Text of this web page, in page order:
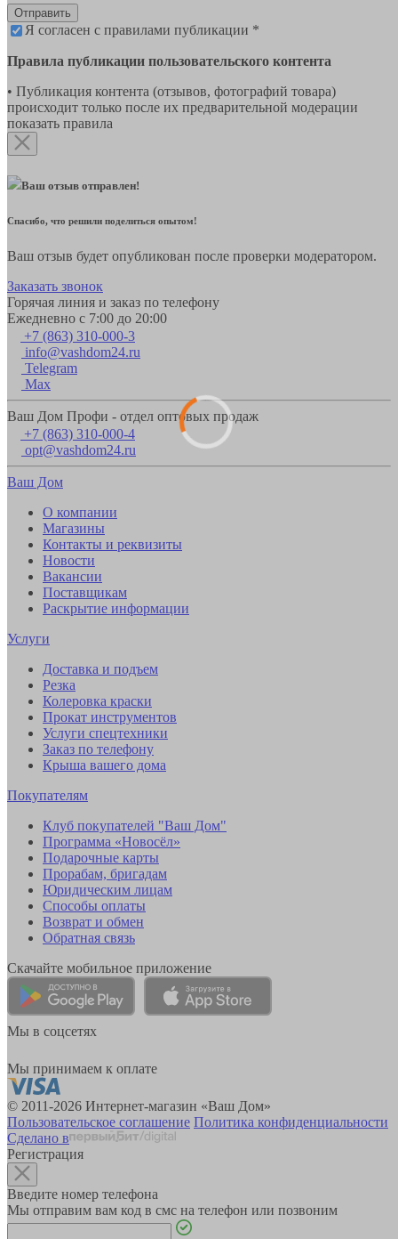
Отправить
Я согласен с правилами публикации *
Правила публикации пользовательского контента
• Публикация контента (отзывов, фотографий товара)
происходит только после их предварительной модерации
показать правила
Ваш отзыв отправлен!
Спасибо, что решили поделиться опытом!
Ваш отзыв будет опубликован после проверки модератором.
Заказать звонок
Горячая линия и заказ по телефону
Ежедневно с 7:00 до 20:00
+7 (863) 310-000-3
info@vashdom24.ru
Telegram
Max
Ваш Дом Профи - отдел оптовых продаж
+7 (863) 310-000-4
opt@vashdom24.ru
Ваш Дом
О компании
Магазины
Контакты и реквизиты
Новости
Вакансии
Поставщикам
Раскрытие информации
Услуги
Доставка и подъем
Резка
Колеровка краски
Прокат инструментов
Услуги спецтехники
Заказ по телефону
Крыша вашего дома
Покупателям
Клуб покупателей "Ваш Дом"
Программа «Новосёл»
Подарочные карты
Прорабам, бригадам
Юридическим лицам
Способы оплаты
Возврат и обмен
Обратная связь
Скачайте мобильное приложение
Мы в соцсетях
Мы принимаем к оплате
© 2011-2026 Интернет-магазин «Ваш Дом»
Пользовательское соглашение Политика конфиденциальности
Сделано в
Регистрация
Введите номер телефона
Мы отправим вам код в смс на телефон или позвоним